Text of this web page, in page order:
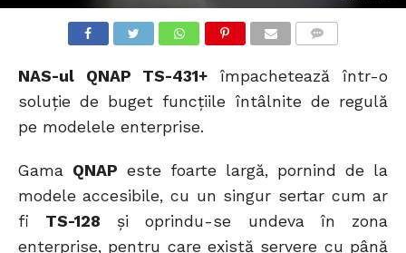
NAS-ul QNAP TS-431+ împachetează într-o
soluție de buget funcțiile întâlnite de regulă
pe modelele enterprise.
Gama QNAP este foarte largă, pornind de la
modele accesibile, cu un singur sertar cum ar
fi TS-128 și oprindu-se undeva în zona
enterprise, pentru care există servere cu până